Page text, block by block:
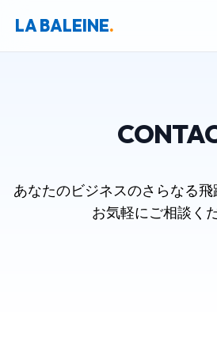
LA BALEINE.
あなたのビジネスのさらなる
お気軽にご相談く